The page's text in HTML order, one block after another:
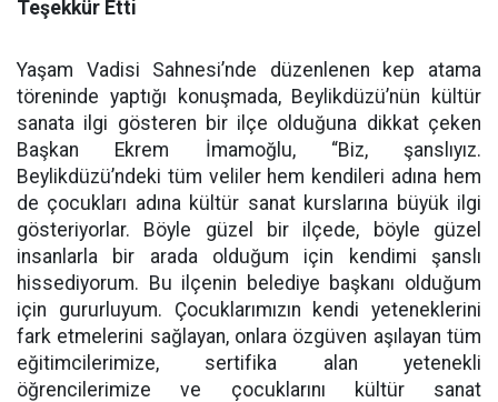
Teşekkür Etti
Yaşam Vadisi Sahnesi’nde düzenlenen kep atama
töreninde yaptığı konuşmada, Beylikdüzü’nün kültür
sanata ilgi gösteren bir ilçe olduğuna dikkat çeken
Başkan Ekrem İmamoğlu, “Biz, şanslıyız.
Beylikdüzü’ndeki tüm veliler hem kendileri adına hem
de çocukları adına kültür sanat kurslarına büyük ilgi
gösteriyorlar. Böyle güzel bir ilçede, böyle güzel
insanlarla bir arada olduğum için kendimi şanslı
hissediyorum. Bu ilçenin belediye başkanı olduğum
için gururluyum. Çocuklarımızın kendi yeteneklerini
fark etmelerini sağlayan, onlara özgüven aşılayan tüm
eğitimcilerimize, sertifika alan yetenekli
öğrencilerimize ve çocuklarını kültür sanat